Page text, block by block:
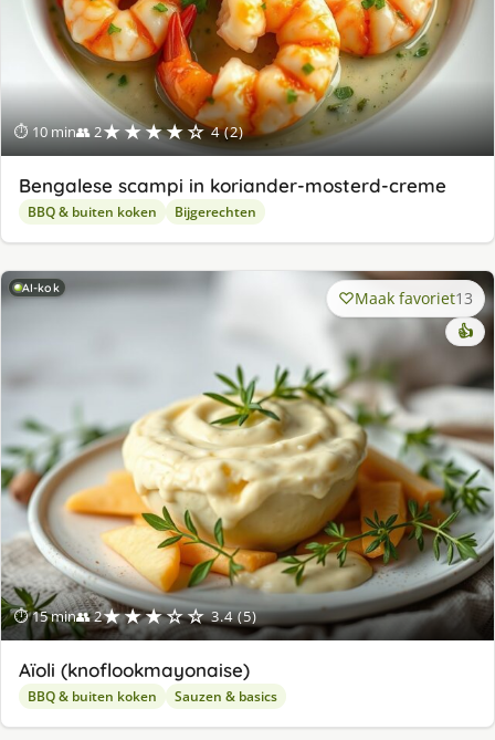
⏱ 10 min👥 2★★★★☆ 4 (2)
Bengalese scampi in koriander-mosterd-creme
BBQ & buiten koken Bijgerechten
AI-kok
⏱ 15 min👥 2★★★☆☆ 3.4 (5)
Maak favoriet13
👍
Aïoli (knoflookmayonaise)
BBQ & buiten koken Sauzen & basics